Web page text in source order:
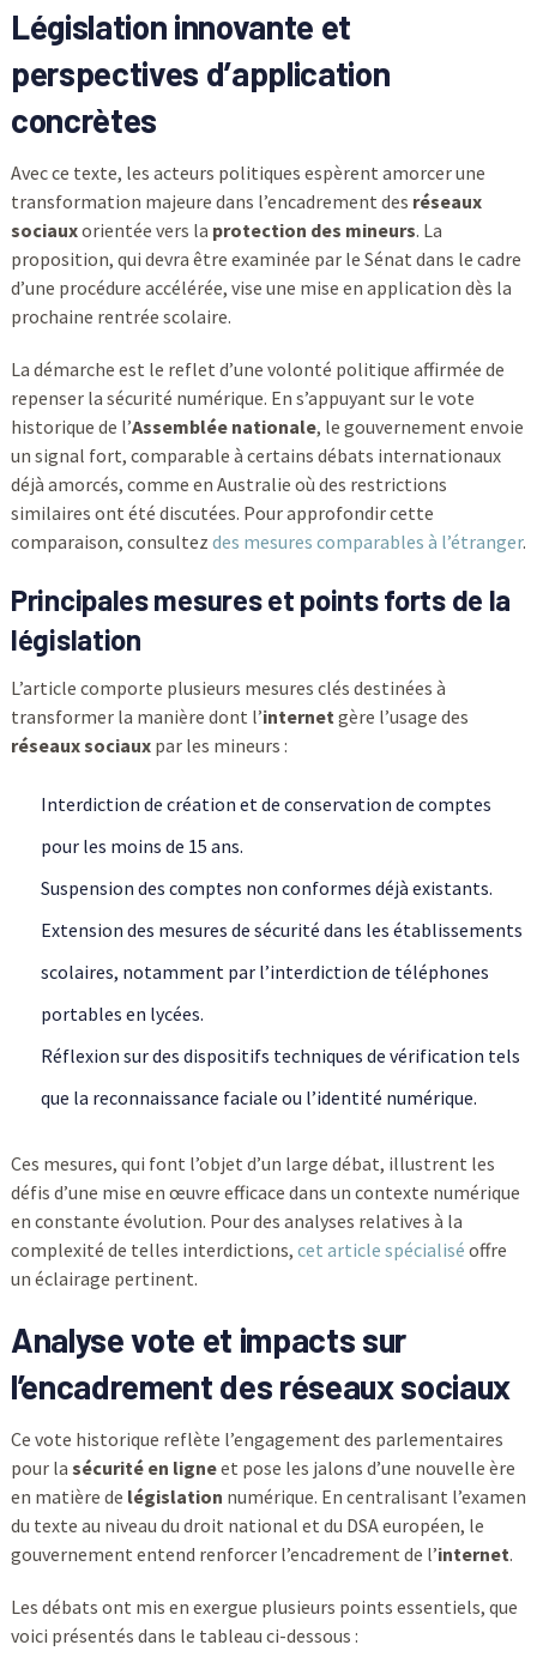
Législation innovante et
perspectives d’application
concrètes
Avec ce texte, les acteurs politiques espèrent amorcer une
transformation majeure dans l’encadrement des réseaux
sociauxorientée vers la protection des mineurs. La
proposition, qui devra être examinée par le Sénat dans le cadre
d’une procédure accélérée, vise une mise en application dès la
prochaine rentrée scolaire.
La démarche est le reflet d’une volonté politique affirmée de
repenser la sécurité numérique. En s’appuyant sur le vote
historique de l’Assemblée nationale, le gouvernement envoie
un signal fort, comparable à certains débats internationaux
déjà amorcés, comme en Australie où des restrictions
similaires ont été discutées. Pour approfondir cette
comparaison, consultez des mesures comparables à l’étranger.
Principales mesures et points forts de la
législation
L’article comporte plusieurs mesures clés destinées à
transformer la manière dont l’internetgère l’usage des
réseaux sociauxpar les mineurs :
Interdiction de création et de conservation de comptes
pour les moins de 15 ans.
Suspension des comptes non conformes déjà existants.
Extension des mesures de sécurité dans les établissements
scolaires, notamment par l’interdiction de téléphones
portables en lycées.
Réflexion sur des dispositifs techniques de vérification tels
que la reconnaissance faciale ou l’identité numérique.
Ces mesures, qui font l’objet d’un large débat, illustrent les
défis d’une mise en œuvre efficace dans un contexte numérique
en constante évolution. Pour des analyses relatives à la
complexité de telles interdictions, cet article spécialisé offre
un éclairage pertinent.
Analyse vote et impacts sur
l’encadrement des réseaux sociaux
Ce vote historique reflète l’engagement des parlementaires
pour la sécurité en ligneet pose les jalons d’une nouvelle ère
en matière de législation numérique. En centralisant l’examen
du texte au niveau du droit national et du DSA européen, le
gouvernement entend renforcer l’encadrement de l’internet.
Les débats ont mis en exergue plusieurs points essentiels, que
voici présentés dans le tableau ci-dessous :